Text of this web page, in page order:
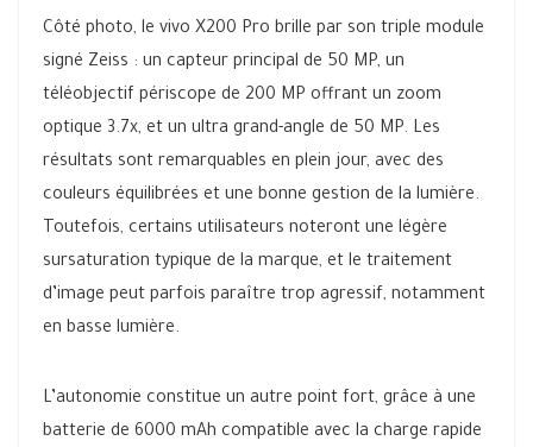
Côté photo, le vivo X200 Pro brille par son triple module
signé Zeiss : un capteur principal de 50 MP, un
téléobjectif périscope de 200 MP offrant un zoom
optique 3.7x, et un ultra grand-angle de 50 MP. Les
résultats sont remarquables en plein jour, avec des
couleurs équilibrées et une bonne gestion de la lumière.
Toutefois, certains utilisateurs noteront une légère
sursaturation typique de la marque, et le traitement
d’image peut parfois paraître trop agressif, notamment
en basse lumière.
L’autonomie constitue un autre point fort, grâce à une
batterie de 6000 mAh compatible avec la charge rapide